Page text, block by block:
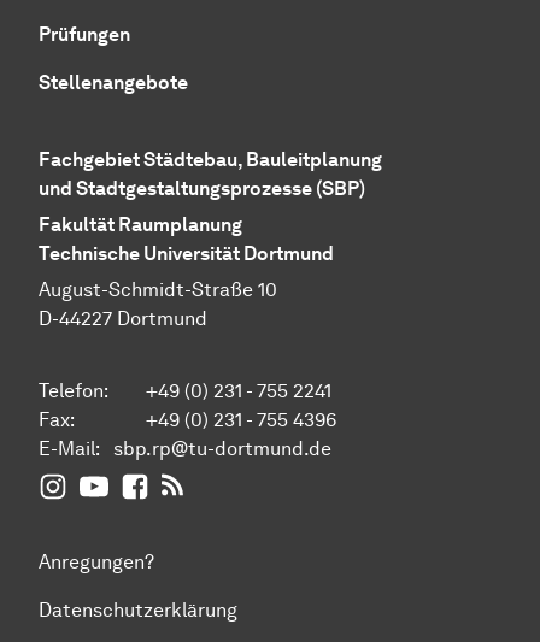
Prüfungen
Stellenangebote
Fachgebiet Städtebau, Bauleitplanung
und Stadtgestaltungsprozesse (SBP)
Fakultät Raumplanung
Technische Universität Dortmund
August-Schmidt-Straße 10
D-44227 Dortmund
Telefon: +49 (0) 231 - 755 2241
Fax: +49 (0) 231 - 755 4396
E-Mail: sbp.rp@tu-dortmund.de
Instagram
YoutubeFacebook
Anregungen?
Datenschutzerklärung